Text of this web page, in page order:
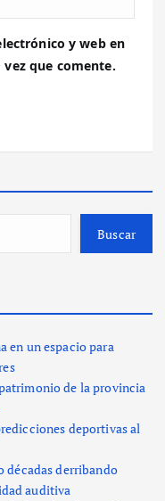
y web en
que comente.
Buscar
en un espacio para
de la provincia
deportivas al
décadas derribando
auditiva